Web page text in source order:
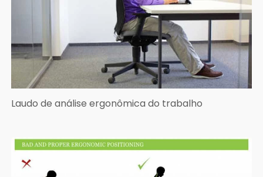
Laudo de análise ergonômica do trabalho